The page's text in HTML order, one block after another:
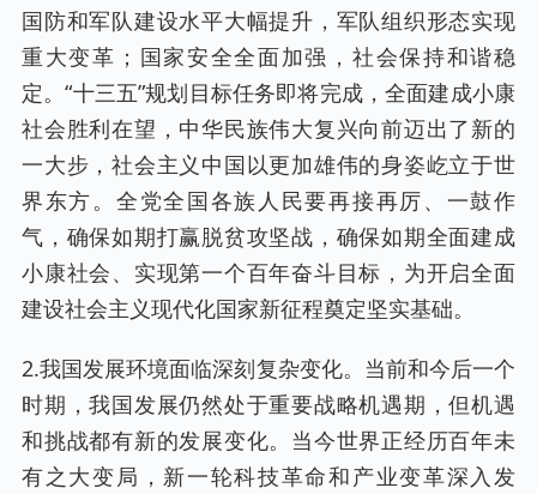
国防和军队建设水平大幅提升，军队组织形态实现
重大变革；国家安全全面加强，社会保持和谐稳
定。“十三五”规划目标任务即将完成，全面建成小康
社会胜利在望，中华民族伟大复兴向前迈出了新的
一大步，社会主义中国以更加雄伟的身姿屹立于世
界东方。全党全国各族人民要再接再厉、一鼓作
气，确保如期打赢脱贫攻坚战，确保如期全面建成
小康社会、实现第一个百年奋斗目标，为开启全面
建设社会主义现代化国家新征程奠定坚实基础。
2.我国发展环境面临深刻复杂变化。当前和今后一个
时期，我国发展仍然处于重要战略机遇期，但机遇
和挑战都有新的发展变化。当今世界正经历百年未
有之大变局，新一轮科技革命和产业变革深入发